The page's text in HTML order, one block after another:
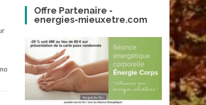
Offre Partenaire -
energies-mieuxetre.com